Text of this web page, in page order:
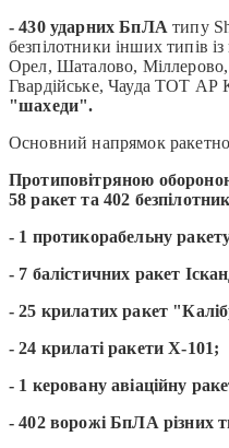
- 430 ударних БпЛАтипу
безпілотники інших типів
Орел, Шаталово,
Гвардійське, Чауда ТОТ
"шахеди".
Основний напрямок
Протиповітряною
58 ракет та 402
- 1 протикорабельну
- 7 балістичних ракет
- 25 крилатих ракет
- 24 крилаті ракети Х-101;
- 1 керовану авіаційну
- 402 ворожі БпЛА різних